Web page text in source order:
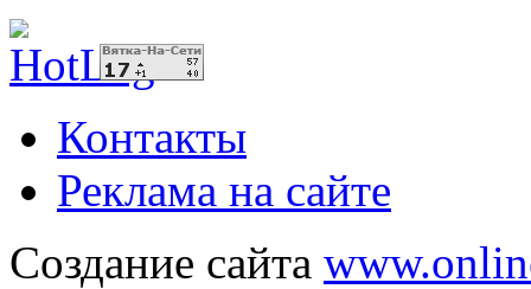
Контакты
Реклама на сайте
Создание сайта